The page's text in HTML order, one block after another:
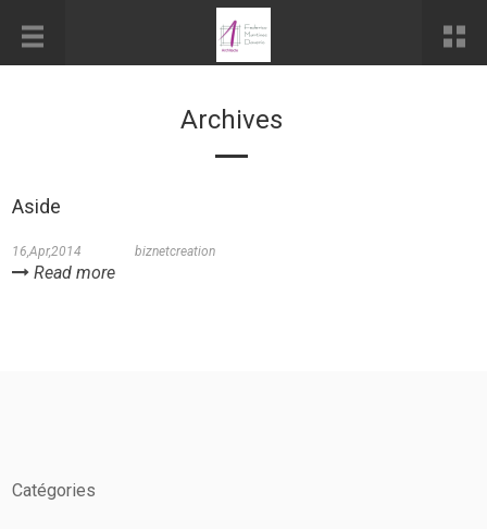
Archives
Aside
16,Apr,2014 biznetcreation
Read more
Catégories